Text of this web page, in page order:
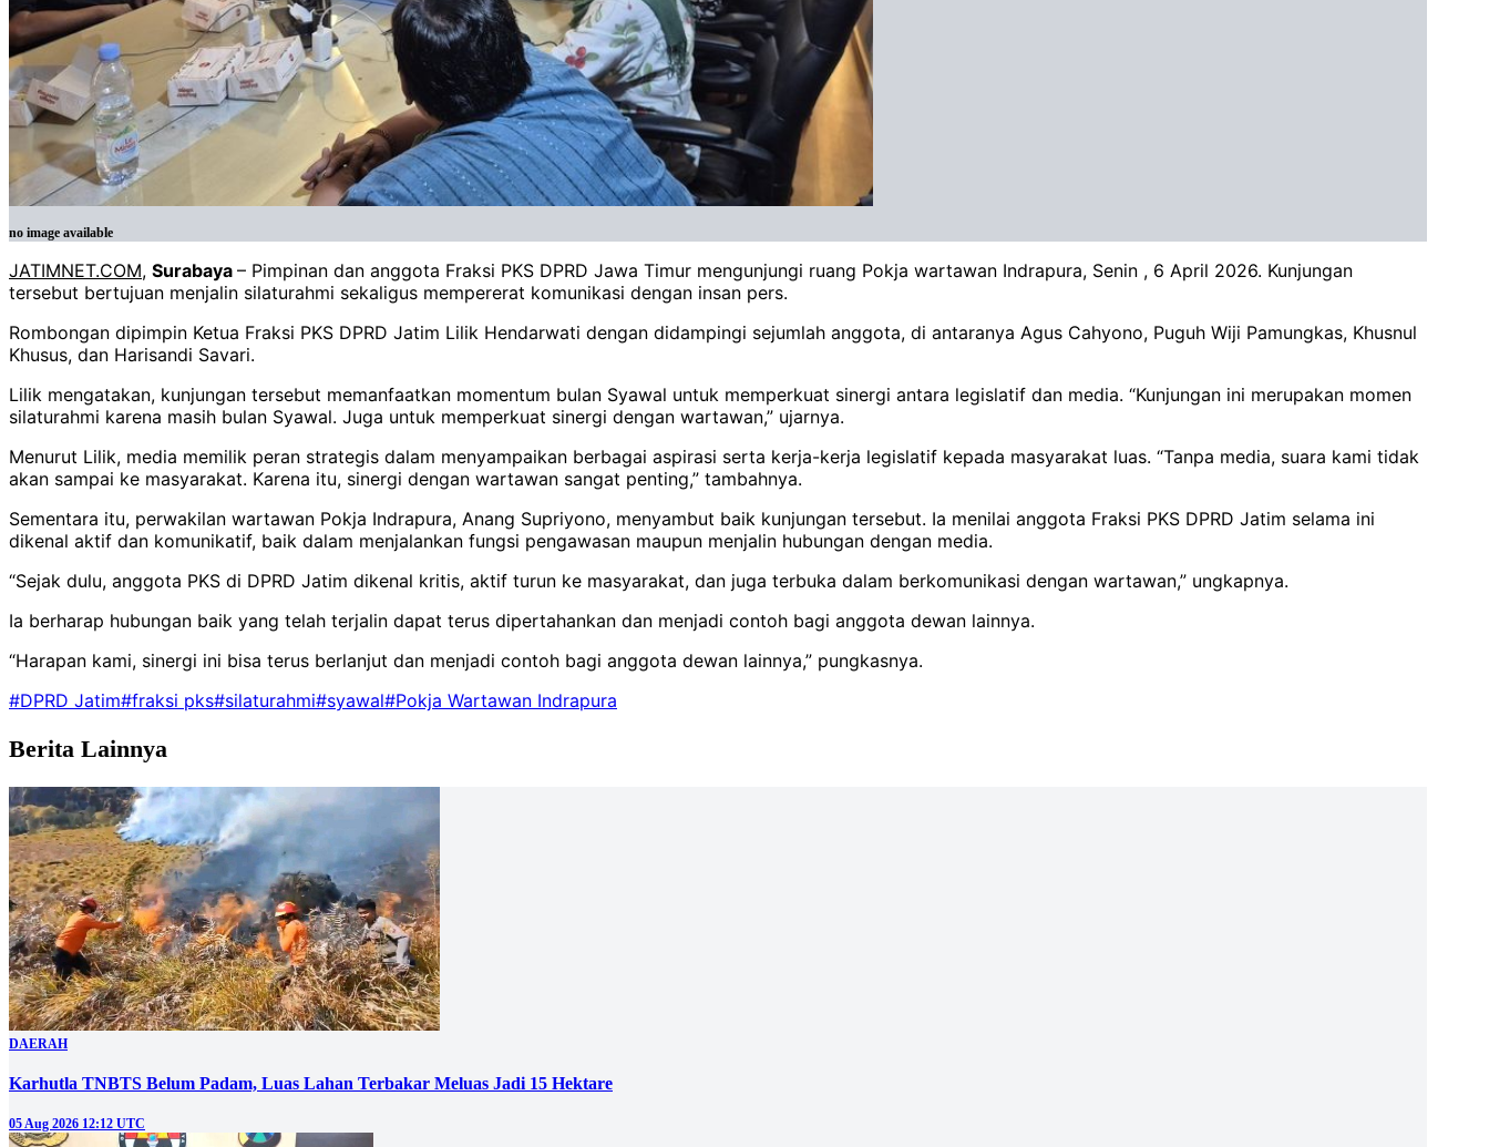
no image available
JATIMNET.COM, Surabaya – Pimpinan dan anggota Fraksi PKS DPRD Jawa Timur mengunjungi ruang Pokja wartawan Indrapura, Senin , 6 April 2026. Kunjungan
tersebut bertujuan menjalin silaturahmi sekaligus mempererat komunikasi dengan insan pers.
Rombongan dipimpin Ketua Fraksi PKS DPRD Jatim Lilik Hendarwati dengan didampingi sejumlah anggota, di antaranya Agus Cahyono, Puguh Wiji Pamungkas, Khusnul
Khusus, dan Harisandi Savari.
Lilik mengatakan, kunjungan tersebut memanfaatkan momentum bulan Syawal untuk memperkuat sinergi antara legislatif dan media. “Kunjungan ini merupakan momen
silaturahmi karena masih bulan Syawal. Juga untuk memperkuat sinergi dengan wartawan,” ujarnya.
Menurut Lilik, media memilik peran strategis dalam menyampaikan berbagai aspirasi serta kerja-kerja legislatif kepada masyarakat luas. “Tanpa media, suara kami tidak
akan sampai ke masyarakat. Karena itu, sinergi dengan wartawan sangat penting,” tambahnya.
Sementara itu, perwakilan wartawan Pokja Indrapura, Anang Supriyono, menyambut baik kunjungan tersebut. Ia menilai anggota Fraksi PKS DPRD Jatim selama ini
dikenal aktif dan komunikatif, baik dalam menjalankan fungsi pengawasan maupun menjalin hubungan dengan media.
“Sejak dulu, anggota PKS di DPRD Jatim dikenal kritis, aktif turun ke masyarakat, dan juga terbuka dalam berkomunikasi dengan wartawan,” ungkapnya.
Ia berharap hubungan baik yang telah terjalin dapat terus dipertahankan dan menjadi contoh bagi anggota dewan lainnya.
“Harapan kami, sinergi ini bisa terus berlanjut dan menjadi contoh bagi anggota dewan lainnya,” pungkasnya.
#DPRD Jatim#fraksi pks#silaturahmi#syawal#Pokja Wartawan Indrapura
Berita Lainnya
DAERAH
Karhutla TNBTS Belum Padam, Luas Lahan Terbakar Meluas Jadi 15 Hektare
05 Aug 2026 12:12 UTC